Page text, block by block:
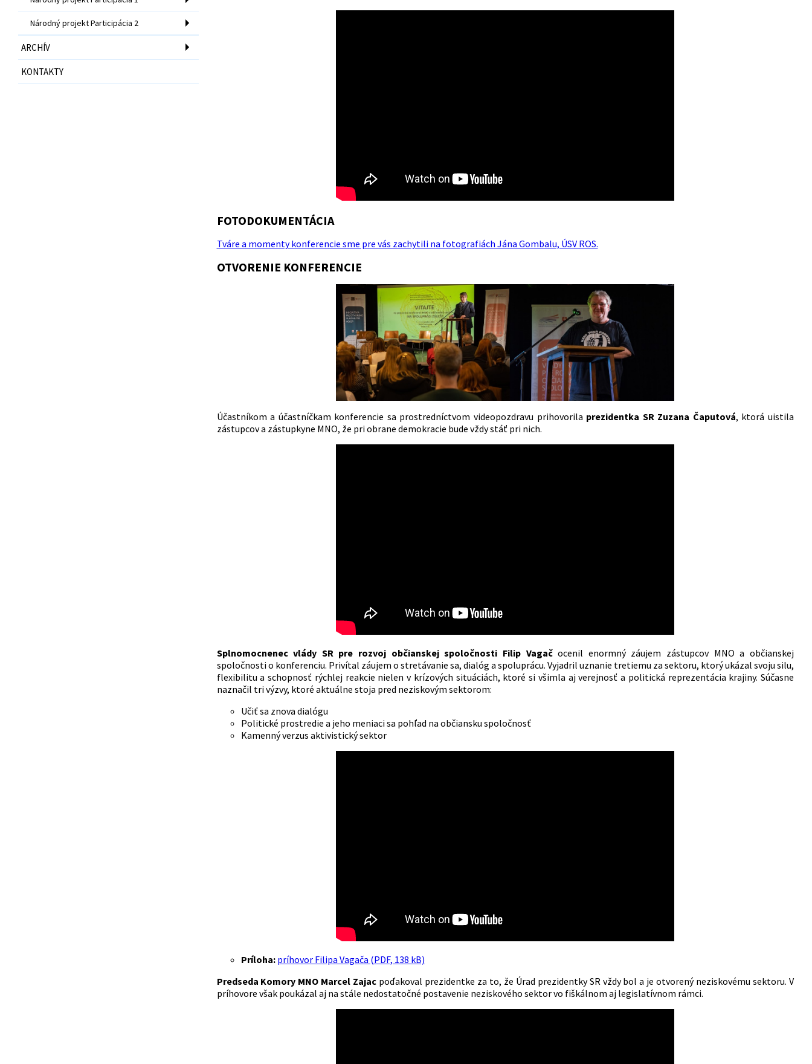
Národný projekt Participácia 2
ARCHÍV
KONTAKTY
FOTODOKUMENTÁCIA
Tváre a momenty konferencie sme pre vás zachytili na fotografiách Jána Gombalu, ÚSV ROS.
OTVORENIE KONFERENCIE
Účastníkom a účastníčkam konferencie sa prostredníctvom videopozdravu prihovorila prezidentka SR Zuzana Čaputová, ktorá uistila
zástupcov a zástupkyne MNO, že pri obrane demokracie bude vždy stáť pri nich.
Splnomocnenec vlády SR pre rozvoj občianskej spoločnosti Filip Vagačocenil enormný záujem zástupcov MNO a občianskej
spoločnosti o konferenciu. Privítal záujem o stretávanie sa, dialóg a spoluprácu. Vyjadril uznanie tretiemu za sektoru, ktorý ukázal svoju silu,
flexibilitu a schopnosť rýchlej reakcie nielen v krízových situáciách, ktoré si všimla aj verejnosť a politická reprezentácia krajiny. Súčasne
naznačil tri výzvy, ktoré aktuálne stoja pred neziskovým sektorom:
Učiť sa znova dialógu
Politické prostredie a jeho meniaci sa pohľad na občiansku spoločnosť
Kamenný verzus aktivistický sektor
Príloha: príhovor Filipa Vagača (PDF, 138 kB)
Predseda Komory MNO Marcel Zajac poďakoval prezidentke za to, že Úrad prezidentky SR vždy bol a je otvorený neziskovému sektoru. V
príhovore však poukázal aj na stále nedostatočné postavenie neziskového sektor vo fiškálnom aj legislatívnom rámci.